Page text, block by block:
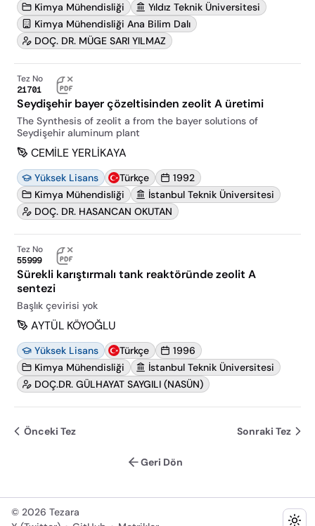
Kimya Mühendisliği
Yıldız Teknik Üniversitesi
Kimya Mühendisliği Ana Bilim Dalı
DOÇ. DR. MÜGE SARI YILMAZ
Tez No
21701
Seydişehir bayer çözeltisinden zeolit A üretimi
The Synthesis of zeolit a from the bayer solutions of
Seydişehir aluminum plant
CEMİLE YERLİKAYA
Yüksek Lisans Türkçe
1992
Kimya Mühendisliği
İstanbul Teknik Üniversitesi
DOÇ. DR. HASANCAN OKUTAN
Tez No
55999
Sürekli karıştırmalı tank reaktöründe zeolit A
sentezi
Başlık çevirisi yok
AYTÜL KÖYOĞLU
Yüksek Lisans Türkçe
1996
Kimya Mühendisliği
İstanbul Teknik Üniversitesi
DOÇ.DR. GÜLHAYAT SAYGILI (NASÜN)
Önceki Tez Sonraki Tez
Geri Dön
© 2026 Tezara